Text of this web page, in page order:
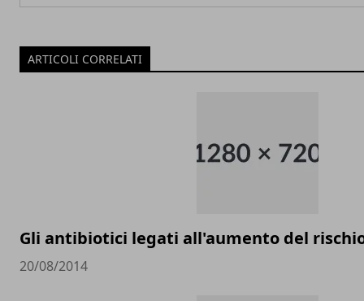
ARTICOLI CORRELATI
Gli antibiotici legati all'aumento del
20/08/2014